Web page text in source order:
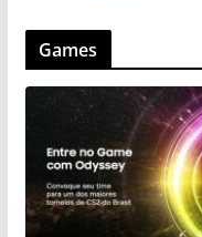
Games